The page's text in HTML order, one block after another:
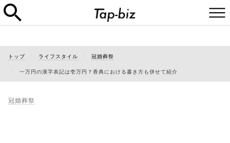
トップ ライフスタイル 冠婚葬祭
一万円の漢字表記は壱万円？香典における書き方も併せて紹介
冠婚葬祭